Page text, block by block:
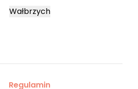
Wałbrzych
Regulamin